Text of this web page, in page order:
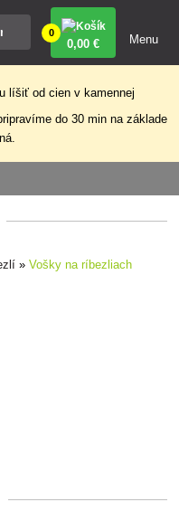
líšiť od cien v kamennej
do 30 min na základe
0
0,00 € Menu
»Vošky na ríbezliach